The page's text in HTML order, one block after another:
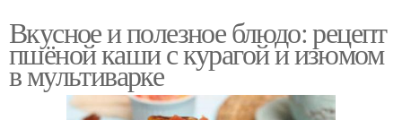
Вкусное и полезное блюдо: рецепт
пшёной каши с курагой и изюмом
в мультиварке